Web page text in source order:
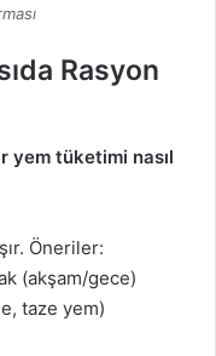
Rasyon
yem tüketimi nasıl
Öneriler:
(akşam/gece)
taze yem)